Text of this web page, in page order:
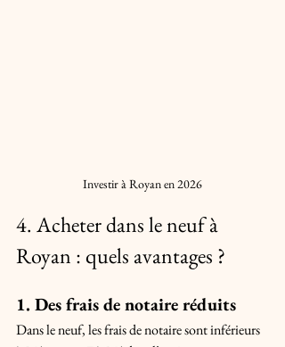
Investir à Royan en 2026
4. Acheter dans le neuf à
Royan : quels avantages ?
1. Des frais de notaire réduits
Dans le neuf, les frais de notaire sont inférieurs